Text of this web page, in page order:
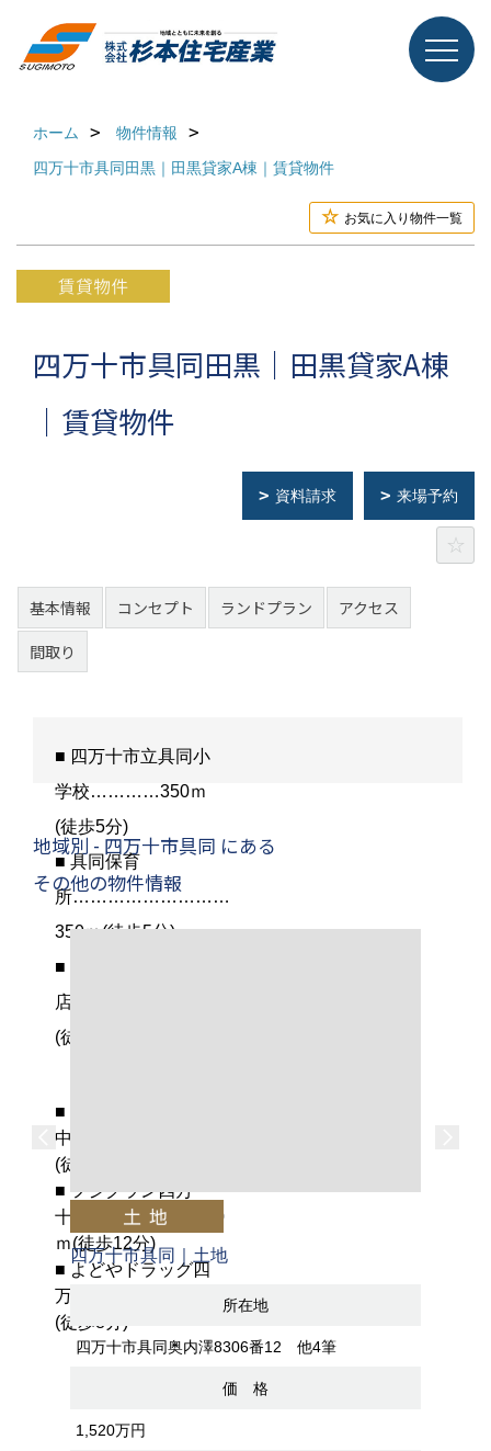
ホーム
物件情報
四万十市具同田黒｜田黒貸家A棟｜賃貸物件
お気に入り物件一覧
四万十市具同田黒｜田黒貸家A棟
｜賃貸物件
資料請求 来場予約
基本情報 コンセプト ランドプラン
アクセス
間取り
■ 四万十市立具同小
学校…………350ｍ
(徒歩5分)
■ 具同保育
所………………………
350ｍ(徒歩5分)
■ ローソン具同田黒
店……………500ｍ
(徒歩6分)
■ 四万十市立中村西
中学校…………1.9㎞
(徒歩27分)
■ フジグラン四万
十…………………800
ｍ(徒歩12分)
■ よどやドラッグ四
万十渡川店……550ｍ
(徒歩8分)
地域別 - 四万十市具同 にある
その他の物件情報
四万十市具同｜土地
所在地
四万十市具同奥内澤8306番12 他4筆
価 格
1,520万円